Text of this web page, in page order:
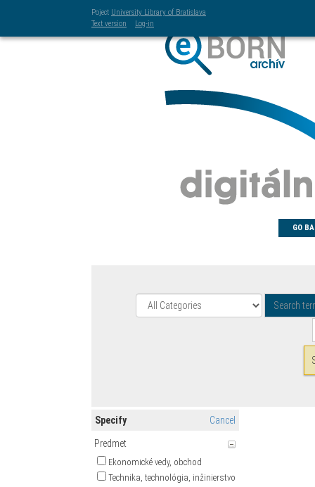
Poject University Library of Bratislava
Text version
Log-in
GO
Specify Cancel
Predmet
Ekonomické vedy, obchod
Technika, technológia, inžinierstvo